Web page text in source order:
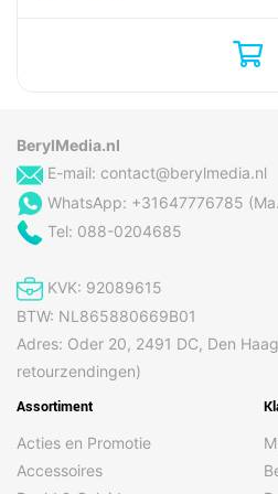
Ja
Cameratype voorkant
Derde achtercamera
grootte
1/2.55
Diafragmaopening van
de derde achtercamera
Digitale zoom
Flash type
Gezichtsveldshoek
(FOV) achtercamera
85°
Gezichtsveldshoek
achtercamera
120°
BerylMedia.nl
E-mail: contact@berylmedia.nl
WhatsApp: +31647776785
Tel: 088-0204685
KVK: 92089615
BTW: NL865880669B01
Adres: Oder 20, 2491 DC, Den
retourzendingen)
Assortiment
Acties en Promotie
Accessoires